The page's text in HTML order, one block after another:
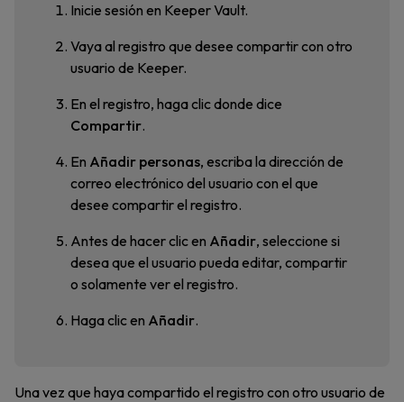
Inicie sesión en Keeper Vault.
Vaya al registro que desee compartir con otro
usuario de Keeper.
En el registro, haga clic donde dice
Compartir.
En Añadir personas, escriba la dirección de
correo electrónico del usuario con el que
desee compartir el registro.
Antes de hacer clic en Añadir, seleccione si
desea que el usuario pueda editar, compartir
o solamente ver el registro.
Haga clic en Añadir.
Una vez que haya compartido el registro con otro usuario de